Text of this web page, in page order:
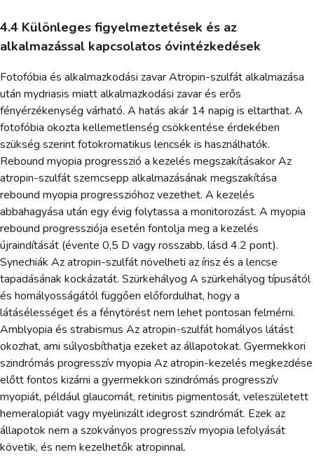
4.4 Különleges figyelmeztetések és az
alkalmazással kapcsolatos óvintézkedések
Fotofóbia és alkalmazkodási zavar Atropin-szulfát alkalmazása
után mydriasis miatt alkalmazkodási zavar és erős
fényérzékenység várható. A hatás akár 14 napig is eltarthat. A
fotofóbia okozta kellemetlenség csökkentése érdekében
szükség szerint fotokromatikus lencsék is használhatók.
Rebound myopia progresszió a kezelés megszakításakor Az
atropin-szulfát szemcsepp alkalmazásának megszakítása
rebound myopia progresszióhoz vezethet. A kezelés
abbahagyása után egy évig folytassa a monitorozást. A myopia
rebound progressziója esetén fontolja meg a kezelés
újraindítását (évente 0,5 D vagy rosszabb, lásd 4.2 pont).
Synechiák Az atropin-szulfát növelheti az írisz és a lencse
tapadásának kockázatát. Szürkehályog A szürkehályog típusától
és homályosságától függően előfordulhat, hogy a
látásélességet és a fénytörést nem lehet pontosan felmérni.
Amblyopia és strabismus Az atropin-szulfát homályos látást
okozhat, ami súlyosbíthatja ezeket az állapotokat. Gyermekkori
szindrómás progresszív myopia Az atropin-kezelés megkezdése
előtt fontos kizárni a gyermekkori szindrómás progresszív
myopiát, például glaucomát, retinitis pigmentosát, veleszületett
hemeralopiát vagy myelinizált idegrost szindrómát. Ezek az
állapotok nem a szokványos progresszív myopia lefolyását
követik, és nem kezelhetők atropinnal.